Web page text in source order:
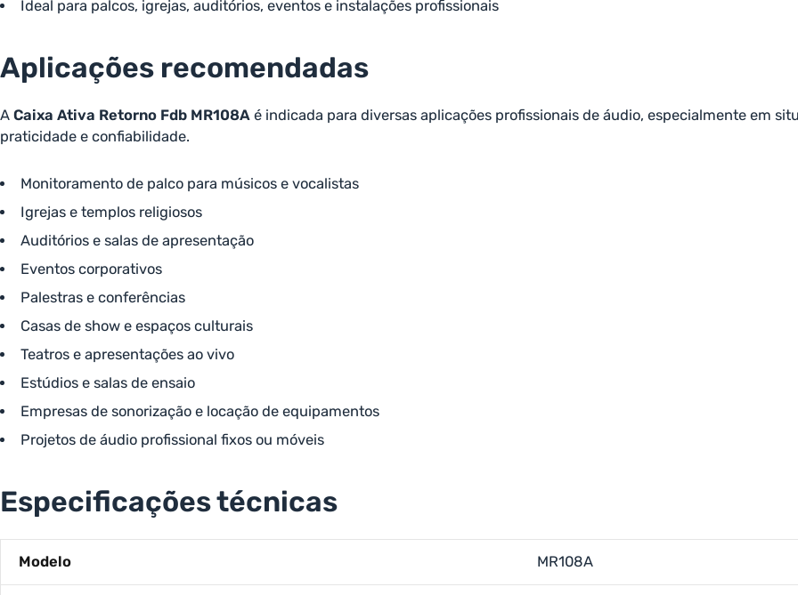
Ideal para palcos, igrejas, auditórios, eventos e instalações profissionais
Aplicações recomendadas
A Caixa Ativa Retorno Fdb MR108A é indicada para diversas aplicações profissionais de áudio, especialmente em
praticidade e confiabilidade.
Monitoramento de palco para músicos e vocalistas
Igrejas e templos religiosos
Auditórios e salas de apresentação
Eventos corporativos
Palestras e conferências
Casas de show e espaços culturais
Teatros e apresentações ao vivo
Estúdios e salas de ensaio
Empresas de sonorização e locação de equipamentos
Projetos de áudio profissional fixos ou móveis
Especificações técnicas
Modelo MR108A